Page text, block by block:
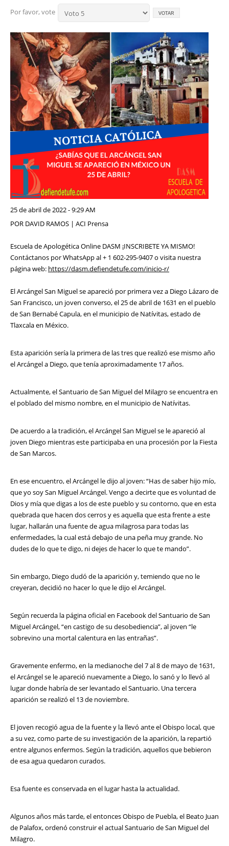
Por favor, vote
25 de abril de 2022 - 9:29 AM
POR DAVID RAMOS | ACI Prensa
Escuela de Apologética Online DASM ¡INSCRIBETE YA MISMO!
Contáctanos por WhatsApp al + 1 602-295-9407 o visita nuestra
página web: https://dasm.defiendetufe.com/inicio-r/
El Arcángel San Miguel se apareció por primera vez a Diego Lázaro de
San Francisco, un joven converso, el 25 de abril de 1631 en el pueblo
de San Bernabé Capula, en el municipio de Natívitas, estado de
Tlaxcala en México.
Esta aparición sería la primera de las tres que realizó ese mismo año
el Arcángel a Diego, que tenía aproximadamente 17 años.
Actualmente, el Santuario de San Miguel del Milagro se encuentra en
el poblado del mismo nombre, en el municipio de Natívitas.
De acuerdo a la tradición, el Arcángel San Miguel se le apareció al
joven Diego mientras este participaba en una procesión por la Fiesta
de San Marcos.
En ese encuentro, el Arcángel le dijo al joven: “Has de saber hijo mío,
que yo soy San Miguel Arcángel. Vengo a decirte que es voluntad de
Dios y mía que digas a los de este pueblo y su contorno, que en esta
quebrada que hacen dos cerros y es aquella que esta frente a este
lugar, hallarán una fuente de agua milagrosa para todas las
enfermedades, la cual está debajo de una peña muy grande. No
dudes de lo que te digo, ni dejes de hacer lo que te mando”.
Sin embargo, Diego dudó de la aparición y, temiendo que no le
creyeran, decidió no hacer lo que le dijo el Arcángel.
Según recuerda la página oficial en Facebook del Santuario de San
Miguel Arcángel, “en castigo de su desobediencia”, al joven “le
sobrevino una mortal calentura en las entrañas”.
Gravemente enfermo, en la medianoche del 7 al 8 de mayo de 1631,
el Arcángel se le apareció nuevamente a Diego, lo sanó y lo llevó al
lugar donde habría de ser levantado el Santuario. Una tercera
aparición se realizó el 13 de noviembre.
El joven recogió agua de la fuente y la llevó ante el Obispo local, que
a su vez, como parte de su investigación de la aparición, la repartió
entre algunos enfermos. Según la tradición, aquellos que bebieron
de esa agua quedaron curados.
Esa fuente es conservada en el lugar hasta la actualidad.
Algunos años más tarde, el entonces Obispo de Puebla, el Beato Juan
de Palafox, ordenó construir el actual Santuario de San Miguel del
Milagro.